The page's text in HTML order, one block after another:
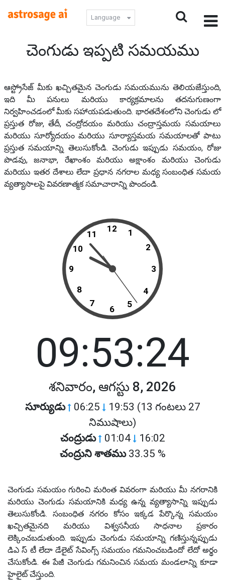
Language
చెంగుడు ఇప్పటి సమయము
ఆస్ట్రోసేజ్ మీకు ఖచ్చితమైన చెంగుడు సమయమును తెలియజేస్తుంది,
ఇది మీ పనులు మరియు కార్యక్రమాలను తదనుగుణంగా
నిర్వహించడంలో మీకు సహాయపడుతుంది. భారతదేశంలోని చెంగుడు లో
ప్రస్తుత రోజు, తేదీ, చంద్రోదయం మరియు చంద్రాస్తమయ సమయాలు
మరియు సూర్యోదయం మరియు సూర్యాస్తమయ సమయాలతో పాటు
ప్రస్తుత సమయాన్ని తెలుసుకోండి. చెంగుడు ఇప్పుడు సమయం, రోజు
పొడవు, జనాభా, రేఖాంశం మరియు అక్షాంశం మరియు చెంగుడు
మరియు ఇతర దేశాలు లేదా ప్రధాన నగరాల మధ్య సంబంధిత సమయ
వ్యత్యాసాలపై వివరణాత్మక సమాచారాన్ని పొందండి.
12
11
10
9
8
7
6 5
4
3
2
1
09:53:24
శనివారం, ఆగస్టు 8, 2026
సూర్యుడు 06:25 19:53 (13 గంటలు 27
నిముషాలు)
చంద్రుడు 01:04 16:02
చంద్రుని శాతము 33.35 %
చెంగుడు సమయం గురించి మరింత వివరంగా మరియు మీ నగరానికి
మరియు చెంగుడు సమయానికి మధ్య ఉన్న వ్యత్యాసాన్ని ఇప్పుడు
తెలుసుకోండి. సంబంధిత నగరం కోసం ఇక్కడ పేర్కొన్న సమయం
ఖచ్చితమైనది మరియు విశ్వసనీయ సాధనాల ప్రకారం
లెక్కించబడుతుంది. ఇప్పుడు చెంగుడు సమయాన్ని గణిస్తున్నప్పుడు
డిఎ స్ టీ లేదా డేలైట్ సేవింగ్స్ సమయం గమనించబడిందో లేదో అర్థం
చేసుకోండి. ఈ పేజీ చెంగుడు గమనించిన సమయ మండలాన్ని కూడా
హైలైట్ చేస్తుంది.